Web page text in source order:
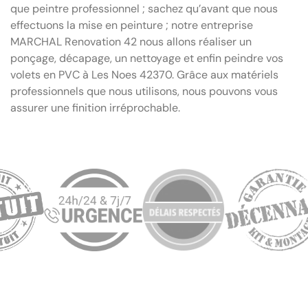
que peintre professionnel ; sachez qu’avant que nous
effectuons la mise en peinture ; notre entreprise
MARCHAL Renovation 42 nous allons réaliser un
ponçage, décapage, un nettoyage et enfin peindre vos
volets en PVC à Les Noes 42370. Grâce aux matériels
professionnels que nous utilisons, nous pouvons vous
assurer une finition irréprochable.